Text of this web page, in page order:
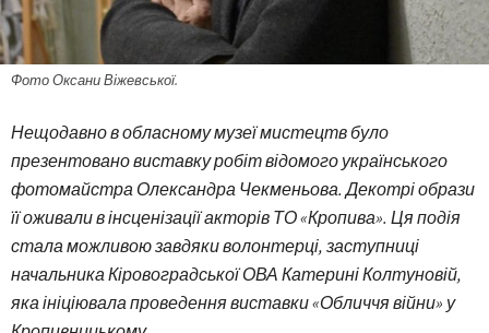
Фото Оксани Віжевської.
Нещодавно в обласному музеї мистецтв було
презентовано виставку робіт відомого українського
фотомайстра Олександра Чекменьова. Декотрі образи
її оживали в інсценізації акторів ТО «Кропива». Ця подія
стала можливою завдяки волонтерці, заступниці
начальника Кіровоградської ОВА Катерині Колтуновій,
яка ініціювала проведення виставки «Обличчя війни» у